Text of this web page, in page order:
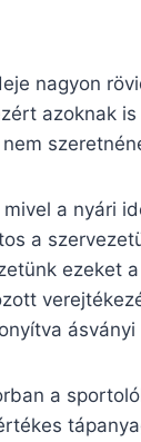
nagyon
azoknak
a nyári
a
ezeket
a